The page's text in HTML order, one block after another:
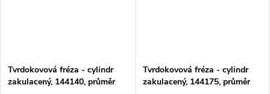
Tvrdokovová fréza - cylindr
zakulacený, 144140, průměr
Tvrdokovová fréza - cylindr
zakulacený, 144175, průměr